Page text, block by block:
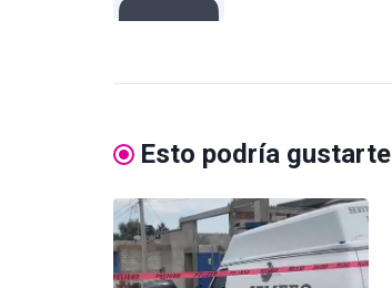
Esto podría gustarte